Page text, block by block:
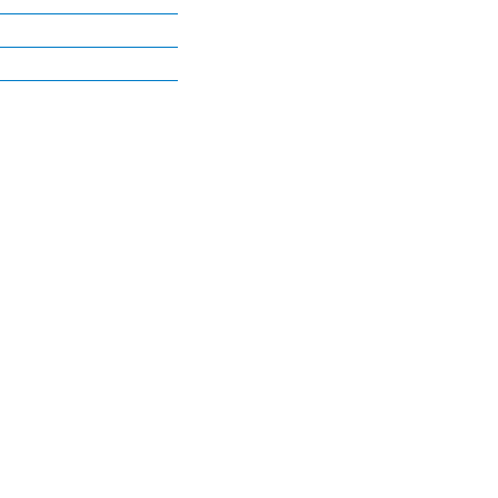
hiervoor een